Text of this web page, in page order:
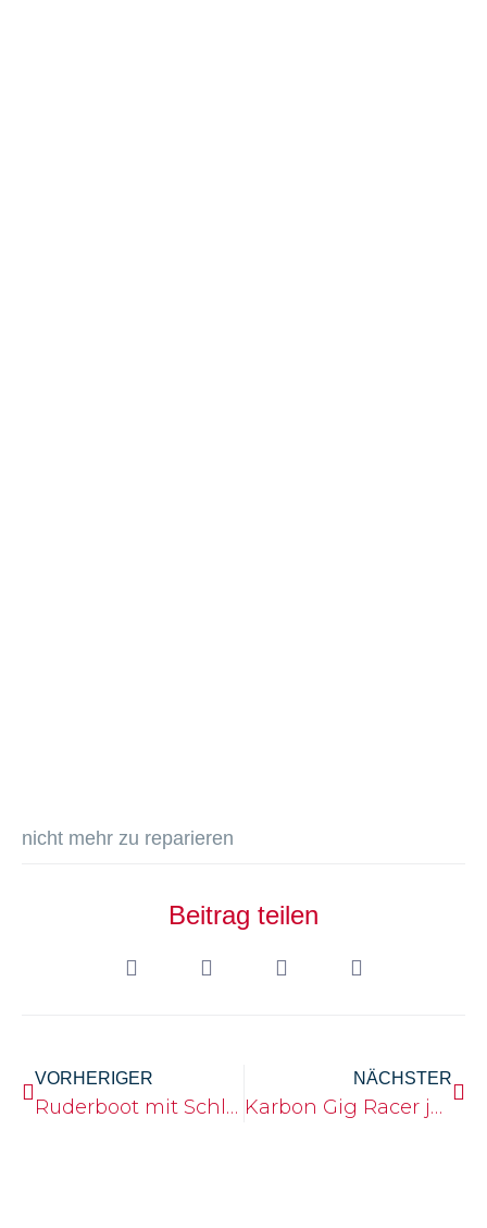
nicht mehr zu reparieren
Beitrag teilen
VORHERIGER
Ruderboot mit Schlafkabine
NÄCHSTER
Karbon Gig Racer jetzt mit Bugflügel Ausleger